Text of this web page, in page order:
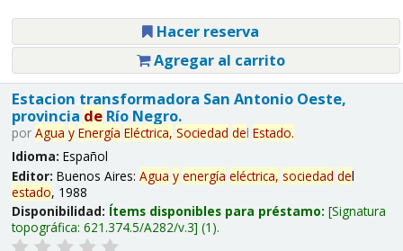
Hacer reserva
Agregar al carrito
Estacion transformadora San Antonio Oeste,
provincia deRío Negro.
por Agua y Energía Eléctrica, Sociedad del Estado.
Idioma: Español
Editor: Buenos Aires: Agua y energía eléctrica, sociedad del
estado, 1988
Disponibilidad: Ítems disponibles para préstamo: Signatura
topográfica: 621.374.5/A282/v.3 (1).